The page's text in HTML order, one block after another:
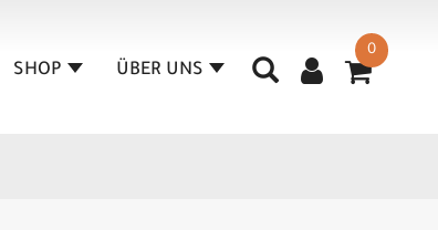
0
SHOP ÜBER UNS